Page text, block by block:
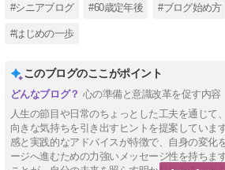
#シニアブログ #60歳定年後 #ブログ始め方
#はじめの一歩
このブログのここがポイント
心の準備と意識改革を促す内容
人生の節目や日常のちょっとした工夫を通じて
向きな気持ちを引き出すヒントを提案していま
感と実践的なアドバイスが特徴で、自身の変化
ージへ進むための力強いメッセージ性を持ちま